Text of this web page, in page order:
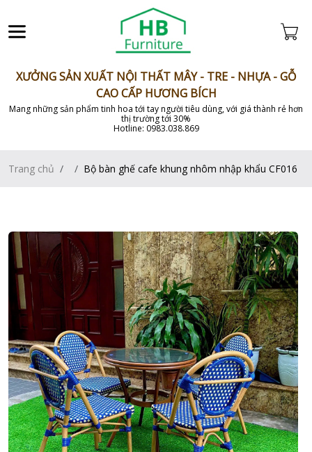
XƯỞNG SẢN XUẤT NỘI THẤT MÂY - TRE - NHỰA - GỖ
CAO CẤP HƯƠNG BÍCH
Mang những sản phẩm tinh hoa tới tay người tiêu dùng, với giá thành rẻ hơn
thị trường tới 30%
Hotline: 0983.038.869
Trang chủ Bộ bàn ghế cafe khung nhôm nhập khẩu CF016